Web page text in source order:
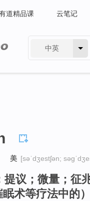
道精品课 云笔记
中英
美 [səˈdʒestʃən;
提议；微量；征
术等疗法中的